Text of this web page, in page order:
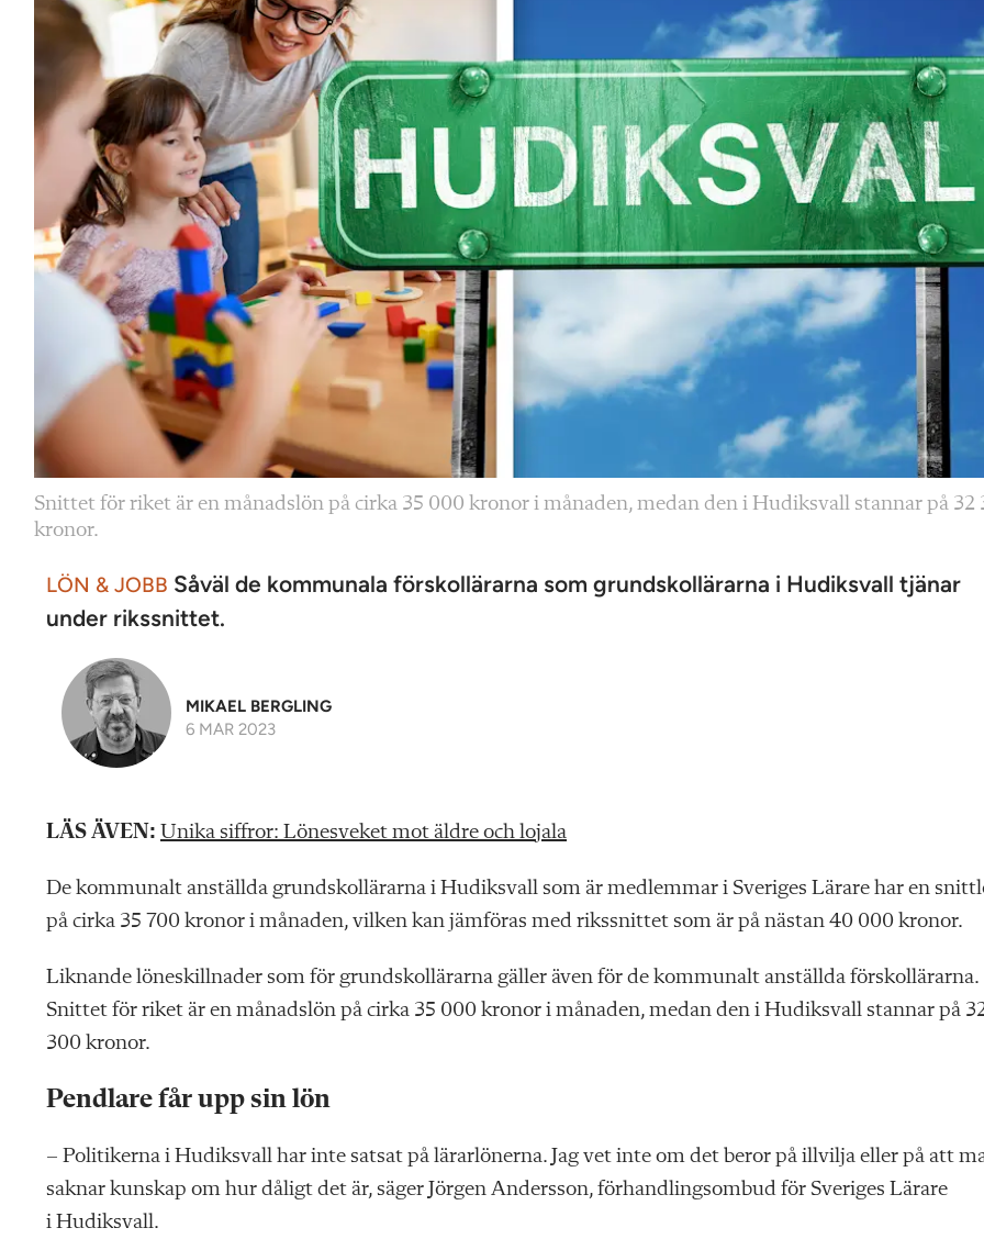
Snittet för riket är en månadslön på cirka 35 000 kronor i månaden, medan den i Hudiksvall stannar på 32
kronor.
LÖN & JOBB Såväl de kommunala förskollärarna som grundskollärarna i Hudiksvall tjänar
under rikssnittet.
MIKAEL BERGLING
6 MAR 2023
LÄS ÄVEN: Unika siffror: Lönesveket mot äldre och lojala
De kommunalt anställda grundskollärarna i Hudiksvall som är medlemmar i Sveriges Lärare har en
på cirka 35 700 kronor i månaden, vilken kan jämföras med rikssnittet som är på nästan 40 000 kronor.
Liknande löneskillnader som för grundskollärarna gäller även för de kommunalt anställda förskollärarna.
Snittet för riket är en månadslön på cirka 35 000 kronor i månaden, medan den i Hudiksvall stannar på
300 kronor.
Pendlare får upp sin lön
– Politikerna i Hudiksvall har inte satsat på lärarlönerna. Jag vet inte om det beror på illvilja eller på att
saknar kunskap om hur dåligt det är, säger Jörgen Andersson, förhandlingsombud för Sveriges Lärare
i Hudiksvall.